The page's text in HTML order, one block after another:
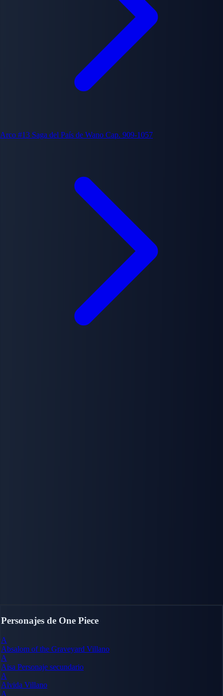
Arco #13 Saga del País de Wano Cap. 909-1057
Personajes de One Piece
A
Absalom of the Graveyard Villano
A
Aisa Personaje secundario
A
Alvida Villano
A